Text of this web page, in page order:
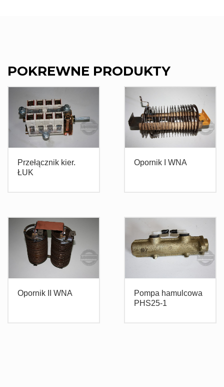
POKREWNE PRODUKTY
Przełącznik kier.
ŁUK
Opornik I WNA
Opornik II WNA
Pompa hamulcowa
PHS25-1